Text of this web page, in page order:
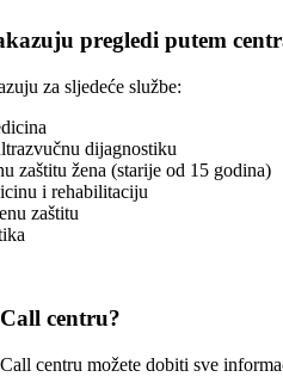
pregledi putem
za sljedeće službe:
dijagnostiku
zaštitu žena (starije od 15 godina)
i rehabilitaciju
zaštitu
centru?
centru možete dobiti sve